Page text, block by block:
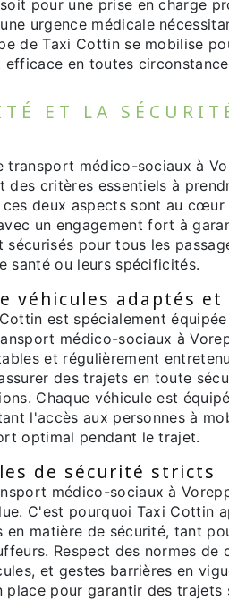
pour une prise en charge
urgence médicale
de Taxi Cottin se mobilise
efficace en toutes
ET LA
transport médico-sociaux à
des critères essentiels à
deux aspects sont au cœur
un engagement fort à
sécurisés pour tous les
santé ou leurs spécificités.
véhicules adaptés
est spécialement
médico-sociaux à
et régulièrement
des trajets en toute
Chaque véhicule est
l'accès aux personnes à
optimal pendant le trajet.
de sécurité stricts
médico-sociaux à
C'est pourquoi Taxi Cottin
matière de sécurité, tant
Respect des normes de
et gestes barrières en
place pour garantir des trajets